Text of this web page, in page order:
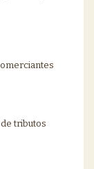
tributos